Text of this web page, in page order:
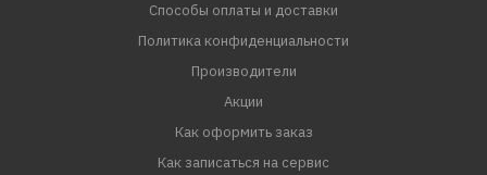
Способы оплаты и доставки
Политика конфиденциальности
Производители
Акции
Как оформить заказ
Как записаться на сервис